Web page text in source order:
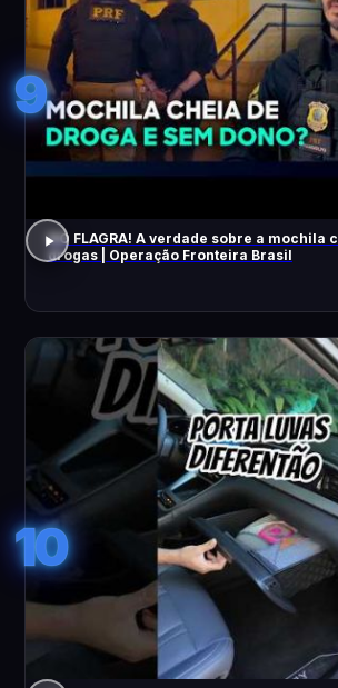
9
NO FLAGRA! A verdade sobre a mochila
drogas | Operação Fronteira Brasil
10